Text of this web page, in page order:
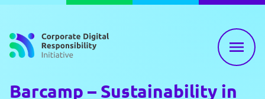
Barcamp – Sustainability in